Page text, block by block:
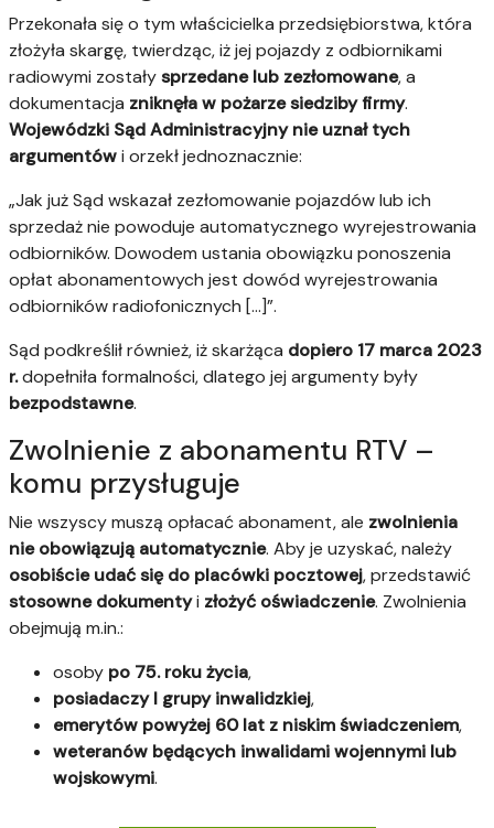
Przekonała się o tym właścicielka przedsiębiorstwa, która
złożyła skargę, twierdząc, iż jej pojazdy z odbiornikami
radiowymi zostałysprzedane lub zezłomowane, a
dokumentacja zniknęła w pożarze siedziby firmy.
Wojewódzki Sąd Administracyjny nie uznał tych
argumentówi orzekł jednoznacznie:
„Jak już Sąd wskazał zezłomowanie pojazdów lub ich
sprzedaż nie powoduje automatycznego wyrejestrowania
odbiorników. Dowodem ustania obowiązku ponoszenia
opłat abonamentowych jest dowód wyrejestrowania
odbiorników radiofonicznych [...]”.
Sąd podkreślił również, iż skarżąca dopiero 17 marca 2023
r.dopełniła formalności, dlatego jej argumenty były
bezpodstawne.
Zwolnienie z abonamentu RTV –
komu przysługuje
Nie wszyscy muszą opłacać abonament, ale zwolnienia
nie obowiązują automatycznie. Aby je uzyskać, należy
osobiście udać się do placówki pocztowej, przedstawić
stosowne dokumentyi złożyć oświadczenie. Zwolnienia
obejmują m.in.:
osoby po 75. roku życia,
posiadaczy I grupy inwalidzkiej,
emerytów powyżej 60 lat z niskim świadczeniem,
weteranów będących inwalidami wojennymi lub
wojskowymi.